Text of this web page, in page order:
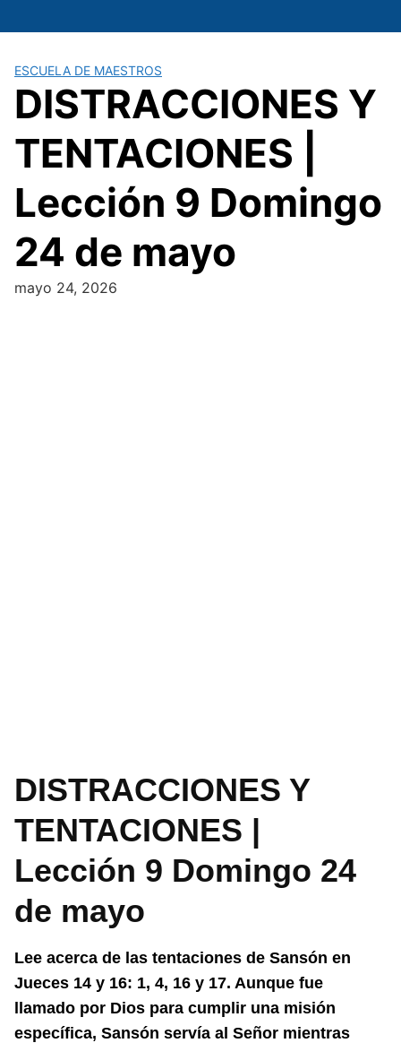
al
ESCUELA DE MAESTROS
DISTRACCIONES Y
TENTACIONES |
Lección 9 Domingo
24 de mayo
mayo 24, 2026
DISTRACCIONES Y
TENTACIONES |
Lección 9 Domingo 24
de mayo
Lee acerca de las tentaciones de Sansón en
Jueces 14 y 16: 1, 4, 16 y 17. Aunque fue
llamado por Dios para cumplir una misión
específica, Sansón servía al Señor mientras